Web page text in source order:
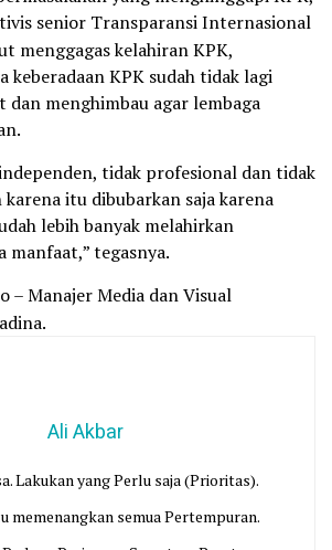
senior Transparansi Internasional
menggagas kelahiran KPK,
keberadaan KPK sudah tidak lagi
dan menghimbau agar lembaga
tidak profesional dan tidak
itu dibubarkan saja karena
lebih banyak melahirkan
manfaat,” tegasnya.
Manajer Media dan Visual
Ali Akbar
Lakukan yang Perlu saja (Prioritas).
memenangkan semua Pertempuran.